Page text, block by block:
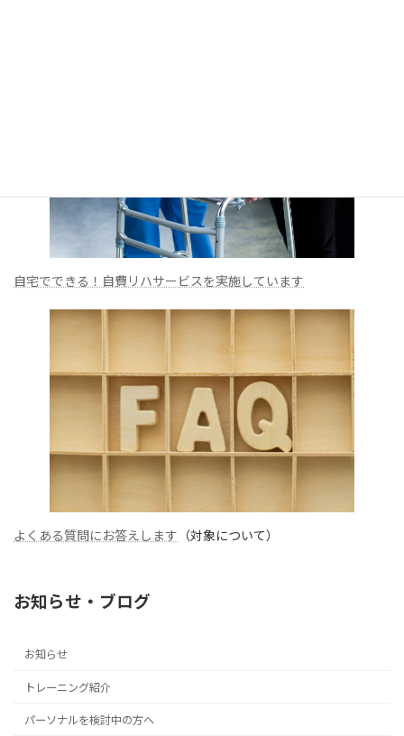
自宅でできる！自費リハサービスを実施しています
よくある質問にお答えします （対象について）
お知らせ・ブログ
お知らせ
トレーニング紹介
パーソナルを検討中の方へ